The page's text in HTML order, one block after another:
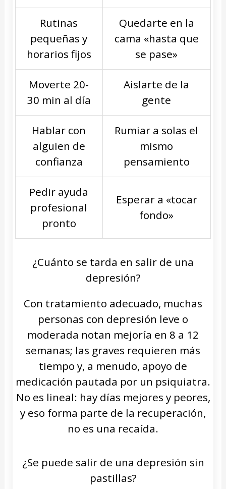
Rutinas
pequeñas y
horarios fijos
Quedarte en la
cama «hasta que
se pase»
Moverte 20-
30 min al día
Aislarte de la
gente
Hablar con
alguien de
confianza
Rumiar a solas el
mismo
pensamiento
Pedir ayuda
profesional
pronto
Esperar a «tocar
fondo»
¿Cuánto se tarda en salir de una
depresión?
Con tratamiento adecuado, muchas
personas con depresión leve o
moderada notan mejoría en 8 a 12
semanas; las graves requieren más
tiempo y, a menudo, apoyo de
medicación pautada por un psiquiatra.
No es lineal: hay días mejores y peores,
y eso forma parte de la recuperación,
no es una recaída.
¿Se puede salir de una depresión sin
pastillas?